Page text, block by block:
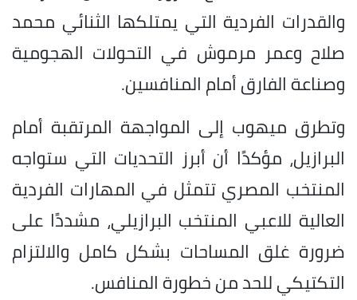
والقدرات الفردية التي يمتلكها الثنائي محمد
صلاح وعمر مرموش في التحولات الهجومية
وصناعة الفارق أمام المنافسين.
وتطرق ميهوب إلى المواجهة المرتقبة أمام
البرازيل، مؤكدًا أن أبرز التحديات التي ستواجه
المنتخب المصري تتمثل في المهارات الفردية
العالية للاعبي المنتخب البرازيلي، مشددًا على
ضرورة غلق المساحات بشكل كامل والالتزام
التكتيكي للحد من خطورة المنافس.